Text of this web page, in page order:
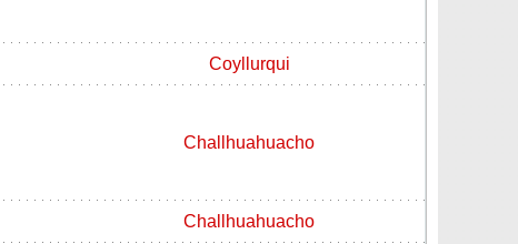
Coyllurqui
Challhuahuacho
Challhuahuacho